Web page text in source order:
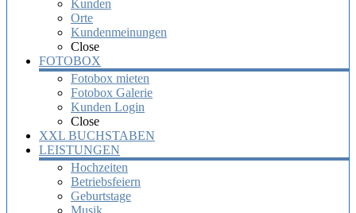
Kunden
Orte
Kundenmeinungen
Close
FOTOBOX
Fotobox mieten
Fotobox Galerie
Kunden Login
Close
XXL BUCHSTABEN
LEISTUNGEN
Hochzeiten
Betriebsfeiern
Geburtstage